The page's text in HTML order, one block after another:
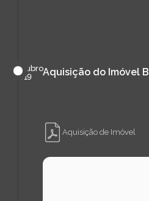
outubro
de
2019 Aquisição do Imóvel
Aquisição de Imóvel